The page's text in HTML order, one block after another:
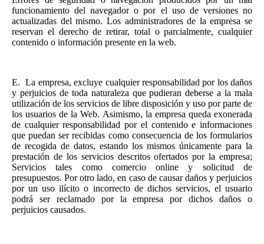
funcionamiento del navegador o por el uso de versiones no
actualizadas del mismo. Los administradores de la empresa se
reservan el derecho de retirar, total o parcialmente, cualquier
contenido o información presente en la web.
E.
La empresa, excluye cualquier responsabilidad por los daños
y perjuicios de toda naturaleza que pudieran deberse a la mala
utilización de los servicios de libre disposición y uso por parte de
los usuarios de la Web. Asimismo, la empresa queda exonerada
de cualquier responsabilidad por el contenido e informaciones
que puedan ser recibidas como consecuencia de los formularios
de recogida de datos, estando los mismos únicamente para la
prestación de los servicios descritos ofertados por la empresa;
Servicios tales como comercio online y solicitud de
presupuestos. Por otro lado, en caso de causar daños y perjuicios
por un uso ilícito o incorrecto de dichos servicios, el usuario
podrá ser reclamado por la empresa por dichos daños o
perjuicios causados.